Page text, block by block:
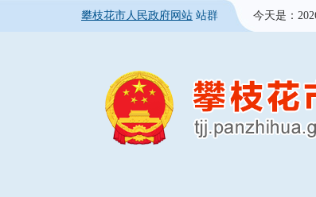
攀枝花市人民政府网站 站群 今天是：